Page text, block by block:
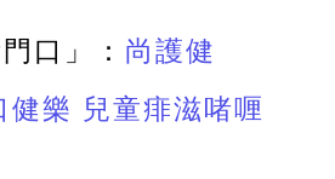
口」： 尚護健
樂 兒童痱滋啫喱